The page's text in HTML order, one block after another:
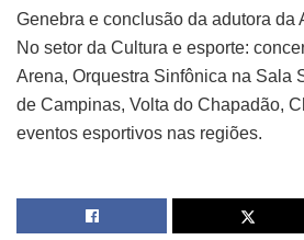
Genebra e conclusão da adutora da
No setor da Cultura e esporte:
Arena, Orquestra Sinfônica na Sala
de Campinas, Volta do Chapadão,
eventos esportivos nas regiões.